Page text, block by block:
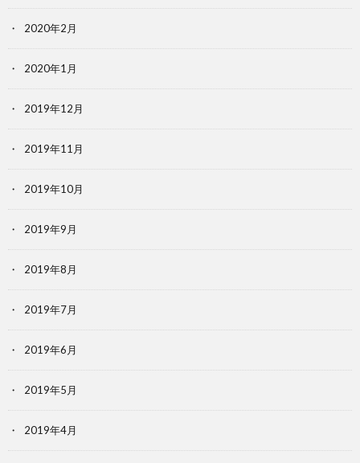
2020年2月
2020年1月
2019年12月
2019年11月
2019年10月
2019年9月
2019年8月
2019年7月
2019年6月
2019年5月
2019年4月